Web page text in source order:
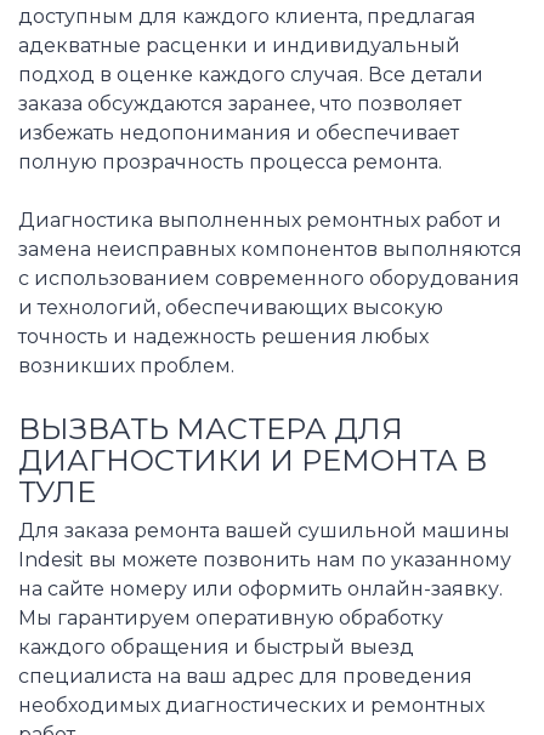
доступным для каждого клиента, предлагая
адекватные расценки и индивидуальный
подход в оценке каждого случая. Все детали
заказа обсуждаются заранее, что позволяет
избежать недопонимания и обеспечивает
полную прозрачность процесса ремонта.
Диагностика выполненных ремонтных работ и
замена неисправных компонентов выполняются
с использованием современного оборудования
и технологий, обеспечивающих высокую
точность и надежность решения любых
возникших проблем.
ВЫЗВАТЬ МАСТЕРА ДЛЯ
ДИАГНОСТИКИ И РЕМОНТА В
ТУЛЕ
Для заказа ремонта вашей сушильной машины
Indesit вы можете позвонить нам по указанному
на сайте номеру или оформить онлайн-заявку.
Мы гарантируем оперативную обработку
каждого обращения и быстрый выезд
специалиста на ваш адрес для проведения
необходимых диагностических и ремонтных